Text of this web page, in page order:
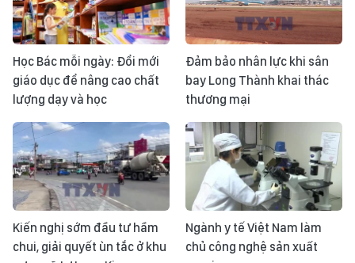
Học Bác mỗi ngày: Đổi mới
giáo dục để nâng cao chất
lượng dạy và học
Đảm bảo nhân lực khi sân
bay Long Thành khai thác
thương mại
Kiến nghị sớm đầu tư hầm
chui, giải quyết ùn tắc ở khu
Ngành y tế Việt Nam làm
chủ công nghệ sản xuất